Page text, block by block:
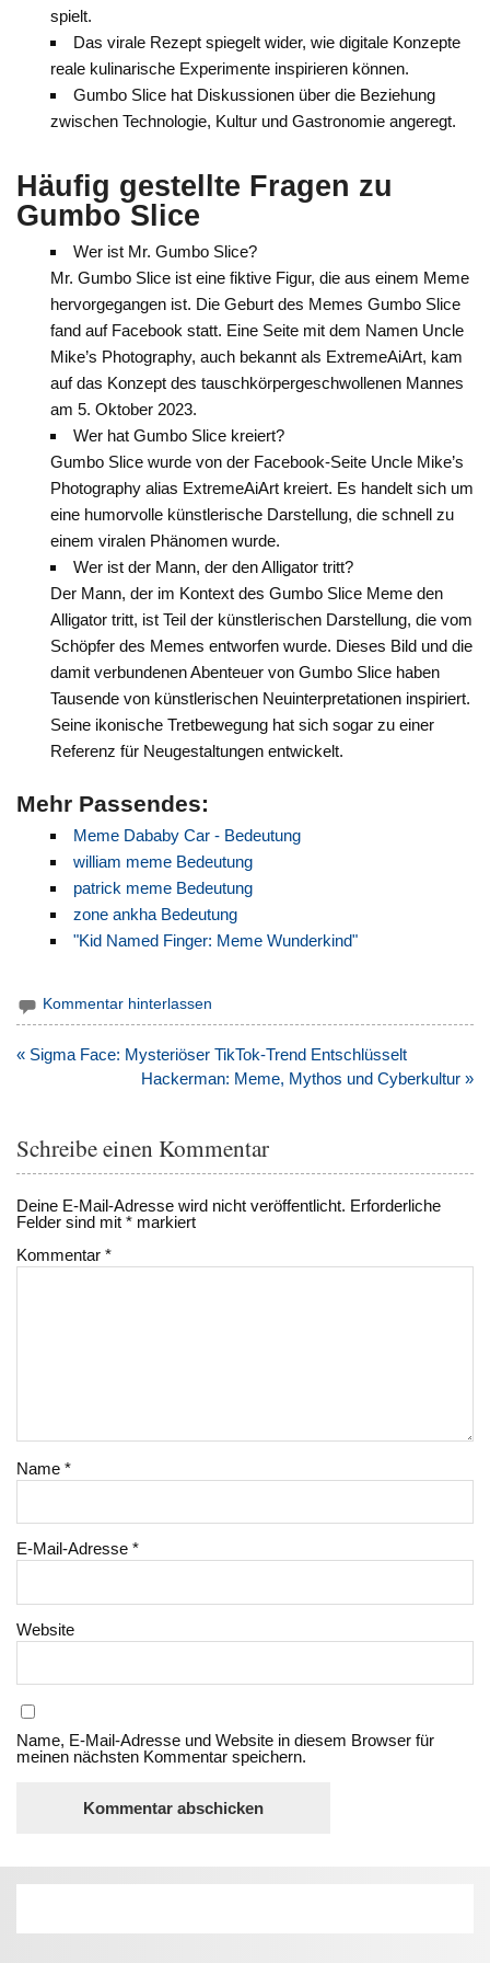
spielt.
Das virale Rezept spiegelt wider, wie digitale Konzepte
reale kulinarische Experimente inspirieren können.
Gumbo Slice hat Diskussionen über die Beziehung
zwischen Technologie, Kultur und Gastronomie angeregt.
Häufig gestellte Fragen zu
Gumbo Slice
Wer ist Mr. Gumbo Slice?
Mr. Gumbo Slice ist eine fiktive Figur, die aus einem Meme
hervorgegangen ist. Die Geburt des Memes Gumbo Slice
fand auf Facebook statt. Eine Seite mit dem Namen Uncle
Mike’s Photography, auch bekannt als ExtremeAiArt, kam
auf das Konzept des tauschkörpergeschwollenen Mannes
am 5. Oktober 2023.
Wer hat Gumbo Slice kreiert?
Gumbo Slice wurde von der Facebook-Seite Uncle Mike’s
Photography alias ExtremeAiArt kreiert. Es handelt sich um
eine humorvolle künstlerische Darstellung, die schnell zu
einem viralen Phänomen wurde.
Wer ist der Mann, der den Alligator tritt?
Der Mann, der im Kontext des Gumbo Slice Meme den
Alligator tritt, ist Teil der künstlerischen Darstellung, die vom
Schöpfer des Memes entworfen wurde. Dieses Bild und die
damit verbundenen Abenteuer von Gumbo Slice haben
Tausende von künstlerischen Neuinterpretationen inspiriert.
Seine ikonische Tretbewegung hat sich sogar zu einer
Referenz für Neugestaltungen entwickelt.
Mehr Passendes:
Meme Dababy Car - Bedeutung
william meme Bedeutung
patrick meme Bedeutung
zone ankha Bedeutung
"Kid Named Finger: Meme Wunderkind"
Kommentar hinterlassen
Beitragsnavigation
« Sigma Face: Mysteriöser TikTok-Trend Entschlüsselt
Hackerman: Meme, Mythos und Cyberkultur »
Schreibe einen Kommentar
Deine E-Mail-Adresse wird nicht veröffentlicht. Erforderliche
Felder sind mit* markiert
Kommentar*
Name*
E-Mail-Adresse*
Website
Name, E-Mail-Adresse und Website in diesem Browser für
meinen nächsten Kommentar speichern.